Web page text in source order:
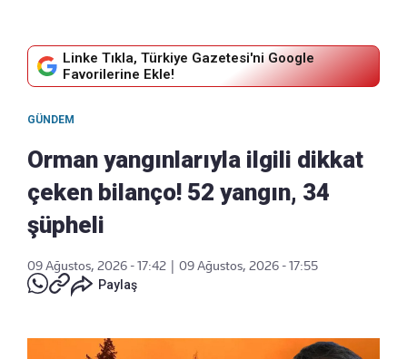
Linke Tıkla, Türkiye Gazetesi'ni Google
Favorilerine Ekle!
GÜNDEM
Orman yangınlarıyla ilgili dikkat
çeken bilanço! 52 yangın, 34
şüpheli
09 Ağustos, 2026 - 17:42
09 Ağustos, 2026 - 17:55
Paylaş